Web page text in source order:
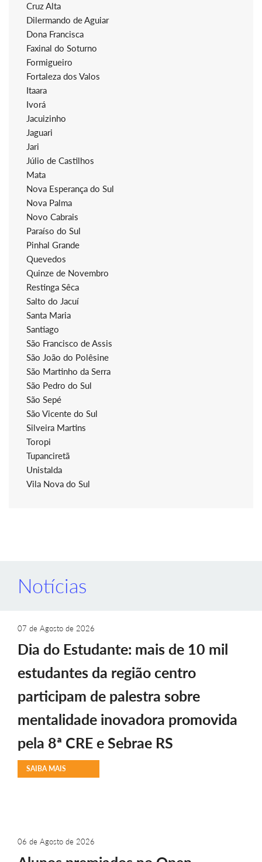
Cruz Alta
Dilermando de Aguiar
Dona Francisca
Faxinal do Soturno
Formigueiro
Fortaleza dos Valos
Itaara
Ivorá
Jacuizinho
Jaguari
Jari
Júlio de Castilhos
Mata
Nova Esperança do Sul
Nova Palma
Novo Cabrais
Paraíso do Sul
Pinhal Grande
Quevedos
Quinze de Novembro
Restinga Sêca
Salto do Jacuí
Santa Maria
Santiago
São Francisco de Assis
São João do Polêsine
São Martinho da Serra
São Pedro do Sul
São Sepé
São Vicente do Sul
Silveira Martins
Toropi
Tupanciretã
Unistalda
Vila Nova do Sul
Notícias
07 de Agosto de 2026
Dia do Estudante: mais de 10 mil
estudantes da região centro
participam de palestra sobre
mentalidade inovadora promovida
pela 8ª CRE e Sebrae RS
SAIBA MAIS
06 de Agosto de 2026